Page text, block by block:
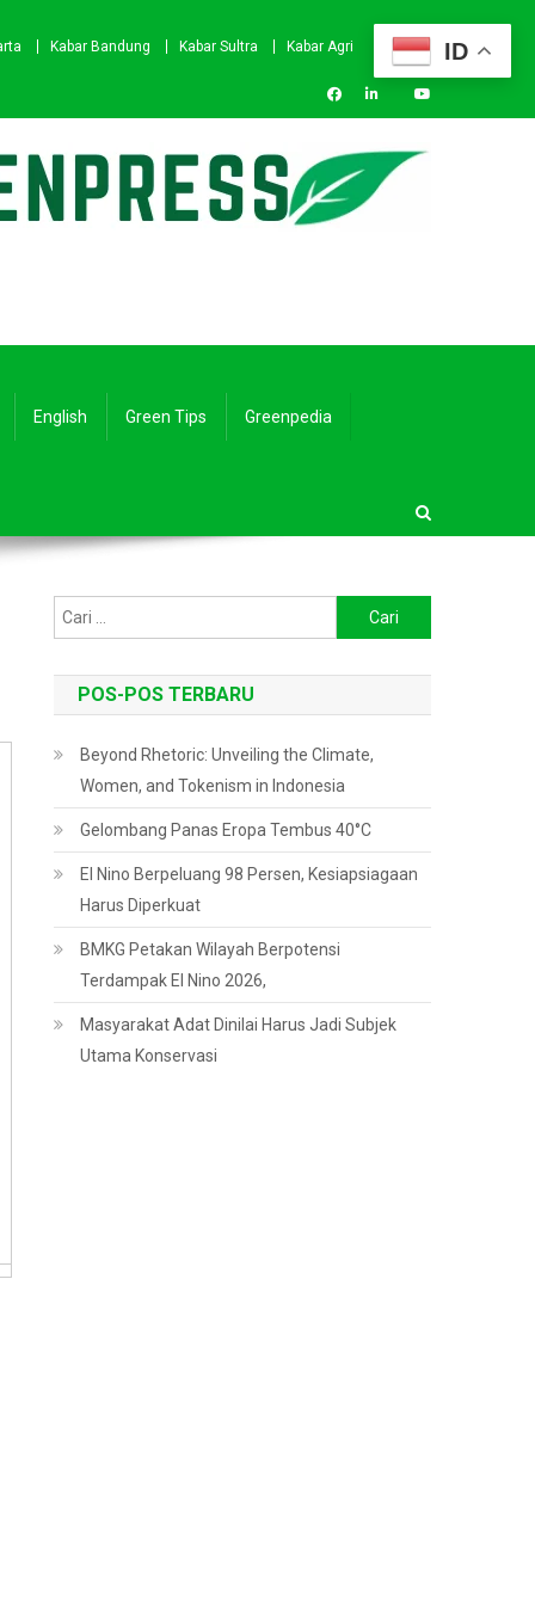
Kabar Bandung Kabar Sultra Kabar Agri
English Green Tips Greenpedia
untuk:
POS-POS TERBARU
Beyond Rhetoric: Unveiling the Climate,
Women, and Tokenism in Indonesia
Gelombang Panas Eropa Tembus 40°C
El Nino Berpeluang 98 Persen, Kesiapsiagaan
Harus Diperkuat
BMKG Petakan Wilayah Berpotensi
Terdampak El Nino 2026,
Masyarakat Adat Dinilai Harus Jadi Subjek
Utama Konservasi
ID